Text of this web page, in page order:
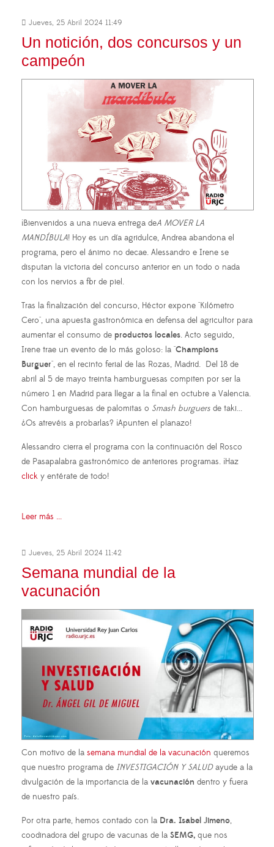
Jueves, 25 Abril 2024 11:49
Un notición, dos concursos y un
campeón
¡Bienvenidos a una nueva entrega deA MOVER LA
MANDÍBULA! Hoy es un día agridulce, Andrea abandona el
programa, pero el ánimo no decae. Alessandro e Irene se
disputan la victoria del concurso anterior en un todo o nada
con los nervios a flor de piel.
Tras la finalización del concurso, Héctor expone "Kilómetro
Cero", una apuesta gastronómica en defensa del agricultor para
aumentar el consumo de productos locales. Acto seguido,
Irene trae un evento de lo más goloso: la "Champions
Burguer", en el recinto ferial de las Rozas, Madrid. Del 18 de
abril al 5 de mayo treinta hamburguesas compiten por ser la
número 1 en Madrid para llegar a la final en octubre a Valencia.
Con hamburguesas de palomitas o Smash burguers de taki...
¿Os atrevéis a probarlas? ¡Apunten el planazo!
Alessandro cierra el programa con la continuación del Rosco
de Pasapalabra gastronómico de anteriores programas. ¡Haz
click y entérate de todo!
Leer más ...
Jueves, 25 Abril 2024 11:42
Semana mundial de la
vacunación
Con motivo de la semana mundial de la vacunación queremos
que nuestro programa de INVESTIGACIÓN Y SALUDayude a la
divulgación de la importancia de la vacunación dentro y fuera
de nuestro país.
Por otra parte, hemos contado con la Dra. Isabel Jimeno,
coodinadora del grupo de vacunas de la SEMG, que nos